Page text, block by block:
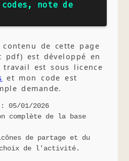
note de
de cette page
pdf) est développé en
travail est sous licence
et mon code est
demande.
05/01/2026
complète de la base
de partage et du
de l'activité.